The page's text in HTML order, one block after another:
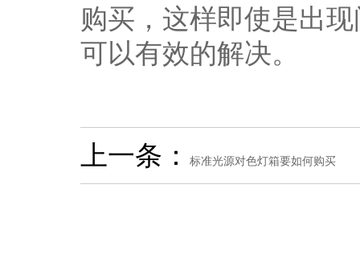
购买，这样即使是出
可以有效的解决。
上一条： 标准光源对色灯箱要如何购买